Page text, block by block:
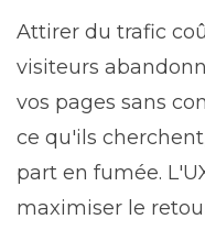
Attirer du trafic
visiteurs
vos pages sans
ce qu'ils
part en fumée.
maximiser le